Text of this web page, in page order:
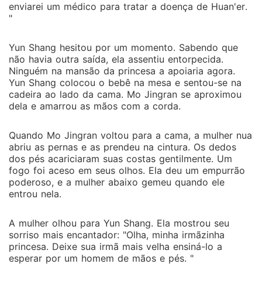
enviarei um médico para tratar a doença de Huan'er.
"
Yun Shang hesitou por um momento. Sabendo que
não havia outra saída, ela assentiu entorpecida.
Ninguém na mansão da princesa a apoiaria agora.
Yun Shang colocou o bebê na mesa e sentou-se na
cadeira ao lado da cama. Mo Jingran se aproximou
dela e amarrou as mãos com a corda.
Quando Mo Jingran voltou para a cama, a mulher nua
abriu as pernas e as prendeu na cintura. Os dedos
dos pés acariciaram suas costas gentilmente. Um
fogo foi aceso em seus olhos. Ela deu um empurrão
poderoso, e a mulher abaixo gemeu quando ele
entrou nela.
A mulher olhou para Yun Shang. Ela mostrou seu
sorriso mais encantador: "Olha, minha irmãzinha
princesa. Deixe sua irmã mais velha ensiná-lo a
esperar por um homem de mãos e pés. "